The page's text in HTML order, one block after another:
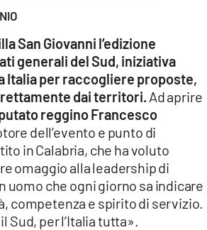
San Giovanni l’edizione
generali del Sud, iniziativa
Italia per raccogliere proposte,
dai territori. Ad aprire
reggino Francesco
dell’evento e punto di
in Calabria, che ha voluto
omaggio alla leadership di
uomo che ogni giorno sa indicare
competenza e spirito di servizio.
Sud, per l’Italia tutta».